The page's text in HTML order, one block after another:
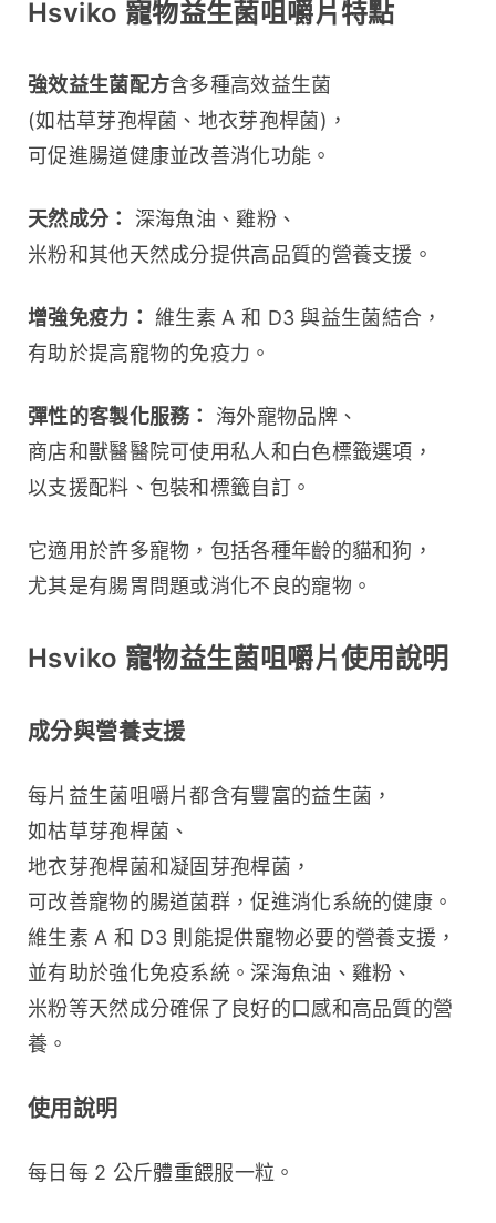
Hsviko 寵物益生菌咀嚼片特點
強效益生菌配方含多種高效益生菌
(如枯草芽孢桿菌、地衣芽孢桿菌)，
可促進腸道健康並改善消化功能。
天然成分：
深海魚油、雞粉、
米粉和其他天然成分提供高品質的營養支援。
增強免疫力： 維生素 A 和 D3 與益生菌結合，
有助於提高寵物的免疫力。
彈性的客製化服務：
海外寵物品牌、
商店和獸醫醫院可使用私人和白色標籤選項，
以支援配料、包裝和標籤自訂。
它適用於許多寵物，包括各種年齡的貓和狗，
尤其是有腸胃問題或消化不良的寵物。
Hsviko 寵物益生菌咀嚼片使用說明
成分與營養支援
每片益生菌咀嚼片都含有豐富的益生菌，
如枯草芽孢桿菌、
地衣芽孢桿菌和凝固芽孢桿菌，
可改善寵物的腸道菌群，促進消化系統的健康。
維生素 A 和 D3 則能提供寵物必要的營養支援，
並有助於強化免疫系統。深海魚油、雞粉、
米粉等天然成分確保了良好的口感和高品質的營
養。
使用說明
每日每 2 公斤體重餵服一粒。